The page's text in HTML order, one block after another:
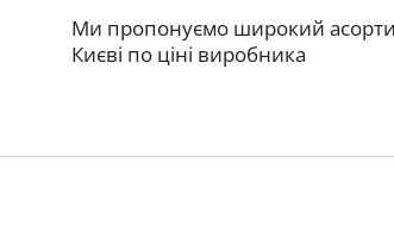
Ми пропонуємо широкий
Києві по ціні виробника